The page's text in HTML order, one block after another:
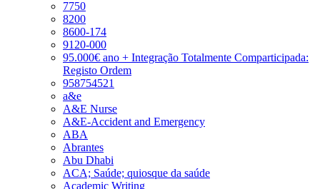
7750
8200
8600-174
9120-000
95.000€ ano + Integração Totalmente Comparticipada:
Registo Ordem
958754521
a&e
A&E Nurse
A&E-Accident and Emergency
ABA
Abrantes
Abu Dhabi
ACA; Saúde; quiosque da saúde
Academic Writing